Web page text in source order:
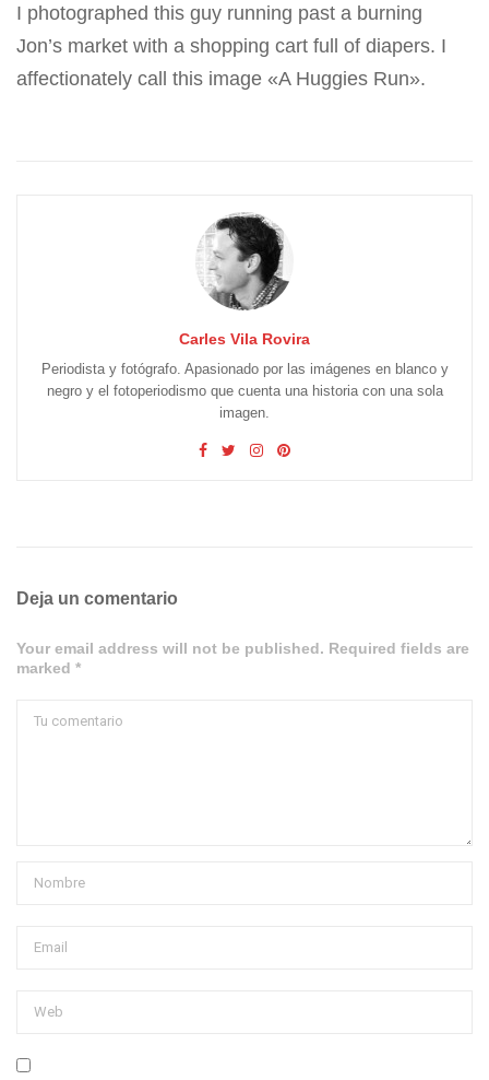
I photographed this guy running past a burning
Jon’s market with a shopping cart full of diapers. I
affectionately call this image «A Huggies Run».
Carles Vila Rovira
Periodista y fotógrafo. Apasionado por las imágenes en blanco y
negro y el fotoperiodismo que cuenta una historia con una sola
imagen.
Deja un comentario
Your email address will not be published. Required fields are
marked *